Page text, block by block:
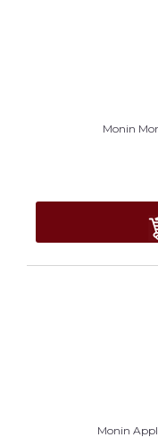
Monin
Monin